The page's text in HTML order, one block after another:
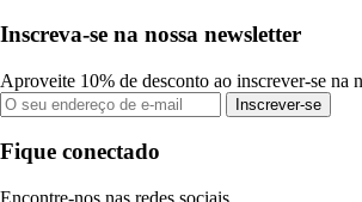
Inscreva-se na nossa newsletter
Aproveite 10% de desconto ao inscrever-se na
Inscrever-se
Fique conectado
Encontre-nos nas redes sociais